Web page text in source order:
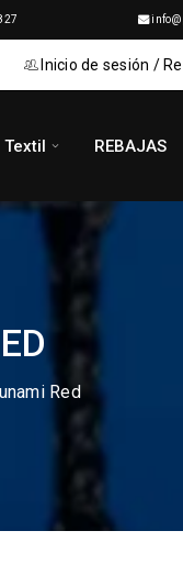
Inicio de sesión /
Textil REBAJAS
Red